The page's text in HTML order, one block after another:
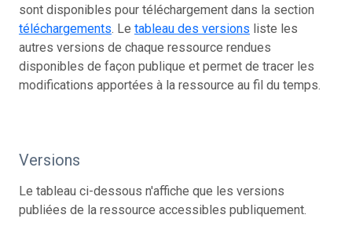
sont disponibles pour téléchargement dans la section
téléchargements. Le tableau des versions liste les
autres versions de chaque ressource rendues
disponibles de façon publique et permet de tracer les
modifications apportées à la ressource au fil du temps.
Versions
Le tableau ci-dessous n'affiche que les versions
publiées de la ressource accessibles publiquement.